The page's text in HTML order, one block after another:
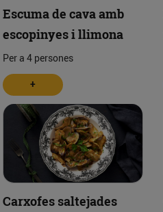
Escuma de cava amb
escopinyes i llimona
Per a 4 persones
+
Carxofes saltejades